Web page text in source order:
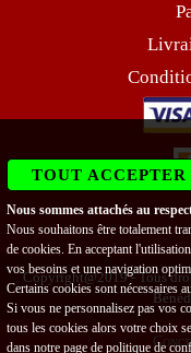
Copyright@2019 - Tous
TOUT ACCEPTER
Nous sommes attachés au
Nous souhaitons être totalement
de cookies. En acceptant
vos besoins et une navigation
Certains cookies sont nécessaires
Si vous ne personnalisez pas vos
tous les cookies alors votre choix
dans notre page de politique de